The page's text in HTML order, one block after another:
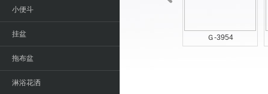
小便斗
挂盆
拖布盆
淋浴花洒
Ｇ-3954